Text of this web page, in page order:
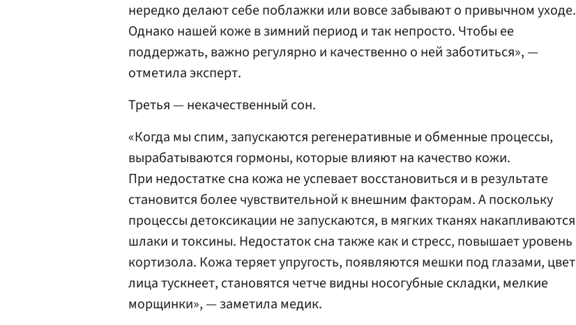
нередко делают себе поблажки или вовсе забывают о привычном уходе.
Однако нашей коже в зимний период и так непросто. Чтобы ее
поддержать, важно регулярно и качественно о ней заботиться», —
отметила эксперт.
Третья — некачественный сон.
«Когда мы спим, запускаются регенеративные и обменные процессы,
вырабатываются гормоны, которые влияют на качество кожи.
При недостатке сна кожа не успевает восстановиться и в результате
становится более чувствительной к внешним факторам. А поскольку
процессы детоксикации не запускаются, в мягких тканях накапливаются
шлаки и токсины. Недостаток сна также как и стресс, повышает уровень
кортизола. Кожа теряет упругость, появляются мешки под глазами, цвет
лица тускнеет, становятся четче видны носогубные складки, мелкие
морщинки», — заметила медик.